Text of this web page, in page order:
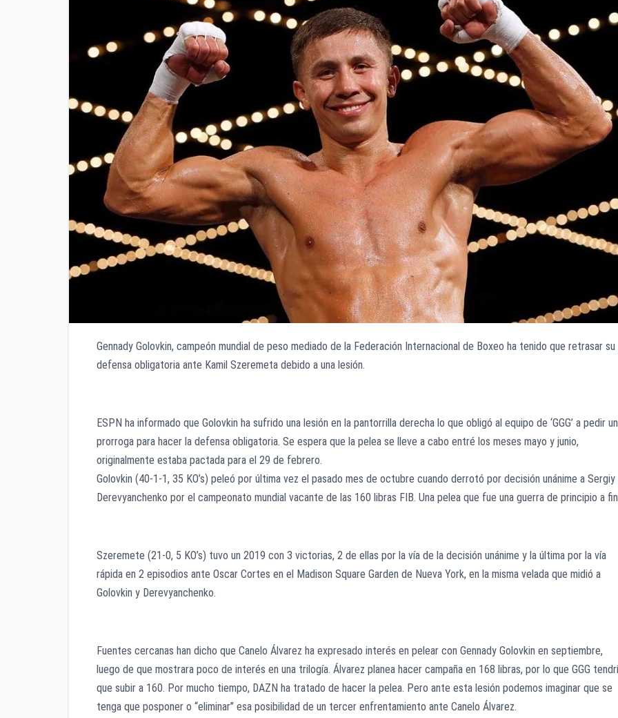
Gennady Golovkin, campeón mundial de peso mediado de la Federación Internacional de Boxeo ha tenido que retrasar su
defensa obligatoria ante Kamil Szeremeta debido a una lesión.
ESPN ha informado que Golovkin ha sufrido una lesión en la pantorrilla derecha lo que obligó al equipo de ‘GGG’ a pedir
prorroga para hacer la defensa obligatoria. Se espera que la pelea se lleve a cabo entré los meses mayo y junio,
originalmente estaba pactada para el 29 de febrero.
Golovkin (40-1-1, 35 KO’s) peleó por última vez el pasado mes de octubre cuando derrotó por decisión unánime a Sergiy
Derevyanchenko por el campeonato mundial vacante de las 160 libras FIB. Una pelea que fue una guerra de principio a
Szeremete (21-0, 5 KO’s) tuvo un 2019 con 3 victorias, 2 de ellas por la vía de la decisión unánime y la última por la vía
rápida en 2 episodios ante Oscar Cortes en el Madison Square Garden de Nueva York, en la misma velada que midió a
Golovkin y Derevyanchenko.
Fuentes cercanas han dicho que Canelo Álvarez ha expresado interés en pelear con Gennady Golovkin en septiembre,
luego de que mostrara poco de interés en una trilogía. Álvarez planea hacer campaña en 168 libras, por lo que GGG
que subir a 160. Por mucho tiempo, DAZN ha tratado de hacer la pelea. Pero ante esta lesión podemos imaginar que se
tenga que posponer o “eliminar” esa posibilidad de un tercer enfrentamiento ante Canelo Álvarez.